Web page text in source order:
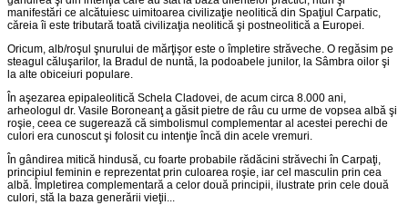
manifestări ce alcătuiesc uimitoarea civilizaţie neolitică din Spaţiul Carpatic,
căreia îi este tributară toată civilizaţia neolitică şi postneolitică a Europei.
Oricum, alb/roşul şnurului de mărţişor este o împletire străveche. O regăsim pe
steagul căluşarilor, la Bradul de nuntă, la podoabele junilor, la Sâmbra oilor şi
la alte obiceiuri populare.
În aşezarea epipaleolitică Schela Cladovei, de acum circa 8.000 ani,
arheologul dr. Vasile Boroneanţ a găsit pietre de râu cu urme de vopsea albă şi
roşie, ceea ce sugerează că simbolismul complementar al acestei perechi de
culori era cunoscut şi folosit cu intenţie încă din acele vremuri.
În gândirea mitică hindusă, cu foarte probabile rădăcini străvechi în Carpaţi,
principiul feminin e reprezentat prin culoarea roşie, iar cel masculin prin cea
albă. Împletirea complementară a celor două principii, ilustrate prin cele două
culori, stă la baza generării vieţii...